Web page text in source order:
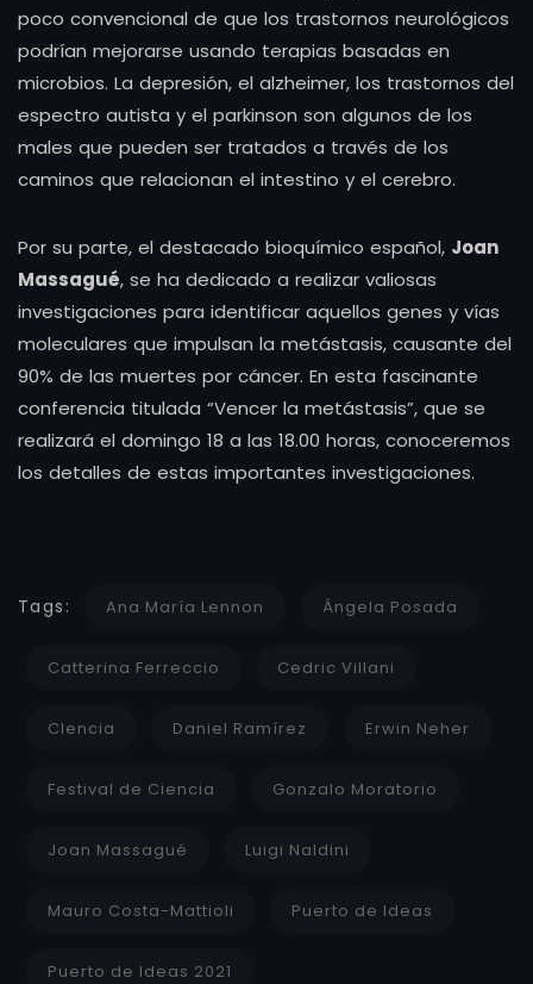
poco convencional de que los trastornos neurológicos
podrían mejorarse usando terapias basadas en
microbios. La depresión, el alzheimer, los trastornos del
espectro autista y el parkinson son algunos de los
males que pueden ser tratados a través de los
caminos que relacionan el intestino y el cerebro.
Por su parte, el destacado bioquímico español, Joan
Massagué, se ha dedicado a realizar valiosas
investigaciones para identificar aquellos genes y vías
moleculares que impulsan la metástasis, causante del
90% de las muertes por cáncer. En esta fascinante
conferencia titulada “Vencer la metástasis”, que se
realizará el domingo 18 a las 18.00 horas, conoceremos
los detalles de estas importantes investigaciones.
Tags: Ana María Lennon Ángela Posada
Catterina Ferreccio Cedric Villani
CIencia Daniel Ramírez Erwin Neher
Festival de Ciencia Gonzalo Moratorio
Joan Massagué Luigi Naldini
Mauro Costa-Mattioli Puerto de Ideas
Puerto de Ideas 2021